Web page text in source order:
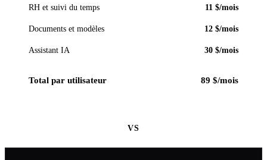
RH et suivi du temps 11 $/mois
Documents et modèles 12 $/mois
Assistant IA 30 $/mois
Total par utilisateur 89 $/mois
VS